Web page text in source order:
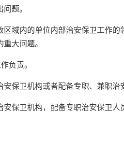
题。
域内的单位内部治安保卫工作的
大问题。
负责。
保卫机构或者配备专职、兼职治
保卫机构，配备专职治安保卫